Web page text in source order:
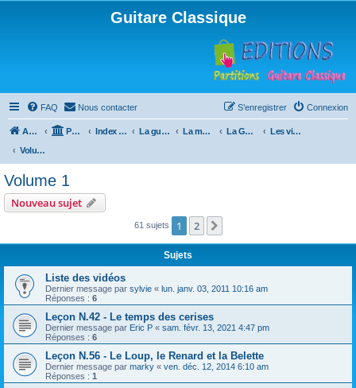
Guitare Classique
FAQ Nous contacter Connexion
S’enregistrer
Accueil Portail Index du forum La guitare : instrument, cours et théorie La méthode à Paulo La Guitare, Paulo da Fontoura
Les vidéos de la méthode
Volume 1
Volume 1
Nouveau sujet
61 sujets 1 2
Sujets
Liste des vidéos
Dernier message par sylvie « lun. janv. 03, 2011 10:16 am
Réponses : 6
Leçon N.42 - Le temps des cerises
Dernier message par Eric P « sam. févr. 13, 2021 4:47 pm
Réponses : 6
Leçon N.56 - Le Loup, le Renard et la Belette
Dernier message par marky « ven. déc. 12, 2014 6:10 am
Réponses : 1